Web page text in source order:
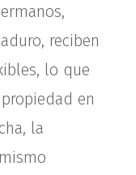
reciben
lo que
en
la